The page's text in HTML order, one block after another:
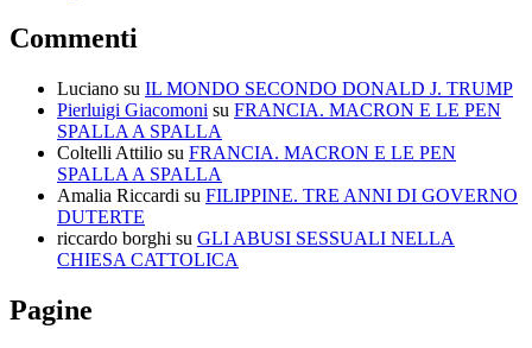
Commenti
Luciano su IL MONDO SECONDO DONALD J. TRUMP
Pierluigi Giacomoni su FRANCIA. MACRON E LE PEN
SPALLA A SPALLA
Coltelli Attilio su FRANCIA. MACRON E LE PEN
SPALLA A SPALLA
Amalia Riccardi su FILIPPINE. TRE ANNI DI GOVERNO
DUTERTE
riccardo borghi su GLI ABUSI SESSUALI NELLA
CHIESA CATTOLICA
Pagine